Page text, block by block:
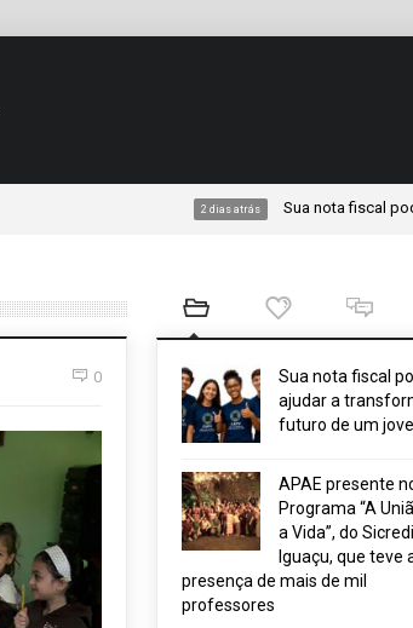
Sua nota fiscal pode
0
Sua nota fiscal
ajudar a
futuro de um
APAE presente
Programa “A
a Vida”, do Sicredi
Iguaçu, que teve
presença de mais de mil
professores